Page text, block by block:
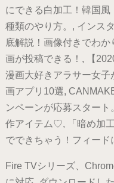
にできる白加工！韓国
種類のやり方。, インス
底解説！画像付きでわ
画が投稿できる！, 【
漫画大好きアラサー女
画アプリ10選,
ンペーンが応募スター
作アイテム♡, 「暗め加
でできちゃう！フィー
Fire TVシリーズ、